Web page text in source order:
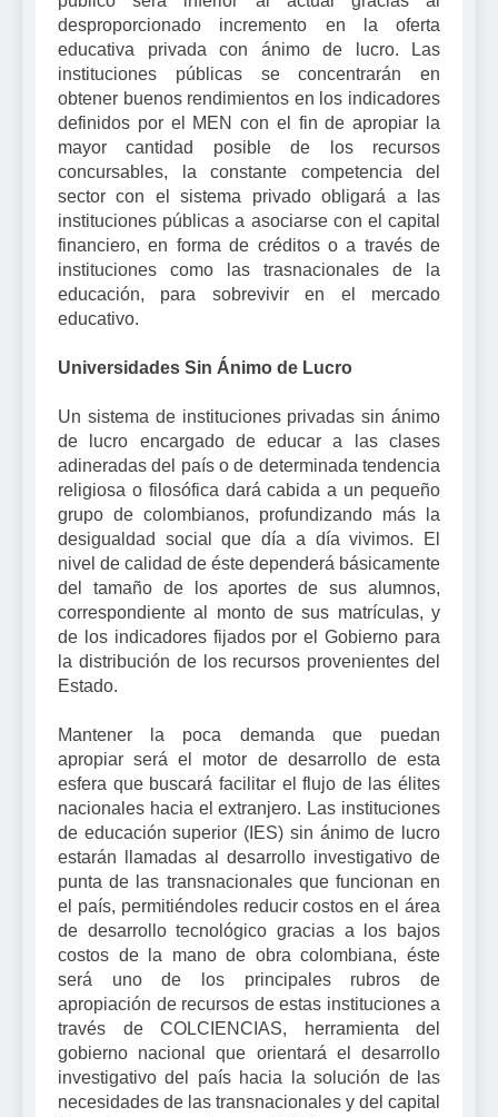
desproporcionado incremento en la oferta
educativa privada con ánimo de lucro. Las
instituciones públicas se concentrarán en
obtener buenos rendimientos en los indicadores
definidos por el MEN con el fin de apropiar la
mayor cantidad posible de los recursos
concursables, la constante competencia del
sector con el sistema privado obligará a las
instituciones públicas a asociarse con el capital
financiero, en forma de créditos o a través de
instituciones como las trasnacionales de la
educación, para sobrevivir en el mercado
educativo.
Universidades Sin Ánimo de Lucro
Un sistema de instituciones privadas sin ánimo
de lucro encargado de educar a las clases
adineradas del país o de determinada tendencia
religiosa o filosófica dará cabida a un pequeño
grupo de colombianos, profundizando más la
desigualdad social que día a día vivimos. El
nivel de calidad de éste dependerá básicamente
del tamaño de los aportes de sus alumnos,
correspondiente al monto de sus matrículas, y
de los indicadores fijados por el Gobierno para
la distribución de los recursos provenientes del
Estado.
Mantener la poca demanda que puedan
apropiar será el motor de desarrollo de esta
esfera que buscará facilitar el flujo de las élites
nacionales hacia el extranjero. Las instituciones
de educación superior (IES) sin ánimo de lucro
estarán llamadas al desarrollo investigativo de
punta de las transnacionales que funcionan en
el país, permitiéndoles reducir costos en el área
de desarrollo tecnológico gracias a los bajos
costos de la mano de obra colombiana, éste
será uno de los principales rubros de
apropiación de recursos de estas instituciones a
través de COLCIENCIAS, herramienta del
gobierno nacional que orientará el desarrollo
investigativo del país hacia la solución de las
necesidades de las transnacionales y del capital